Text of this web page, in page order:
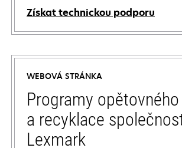
Získat technickou podporu
opens
in
new
tab
WEBOVÁ STRÁNKA
Programy
a recyklace
Lexmark